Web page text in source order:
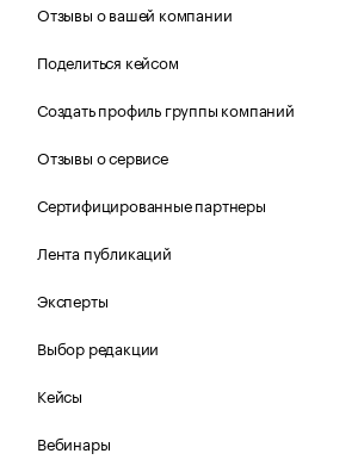
Отзывы о вашей компании
Поделиться кейсом
Создать профиль группы компаний
Отзывы о сервисе
Сертифицированные партнеры
Лента публикаций
Эксперты
Выбор редакции
Кейсы
Вебинары